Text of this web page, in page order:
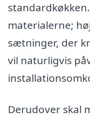
materialerne;
sætninger, der
vil naturligvis
Derudover skal